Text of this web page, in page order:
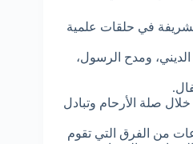
في حلقات علمية
الديني، ومدح الرسول،
صلة الأرحام وتبادل
من الفرق التي تقوم